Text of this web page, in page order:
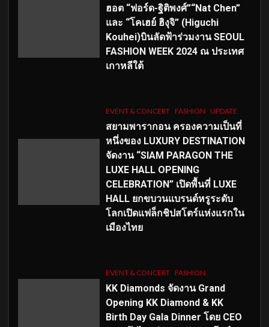
ฮอต “ฟอร์ด-ฐิติพงศ์”“Nat Chen”
และ “โคเฮย์ ฮิงุจิ” (Higuchi
Kouhei)บินลัดฟ้าร่วมงาน SEOUL
FASHION WEEK 2024 ณ ประเทศ
เกาหลีใต้
EVENT & CONCERT FASHION UPDATE
สยามพารากอน ครองความเป็นที่
หนึ่งของ LUXURY DESTINATION
จัดงาน “SIAM PARAGON THE
LUXE HALL OPENING
CELEBRATION” เปิดพื้นที่ LUXE
HALL ยกขบวนแบรนด์หรูระดับ
โลกเปิดแฟล็กชิปสโตร์แห่งแรกใน
เมืองไทย
EVENT & CONCERT FASHION
KK Diamonds จัดงาน Grand
Opening KK Diamond & KK
Birth Day Gala Dinner โดย CEO